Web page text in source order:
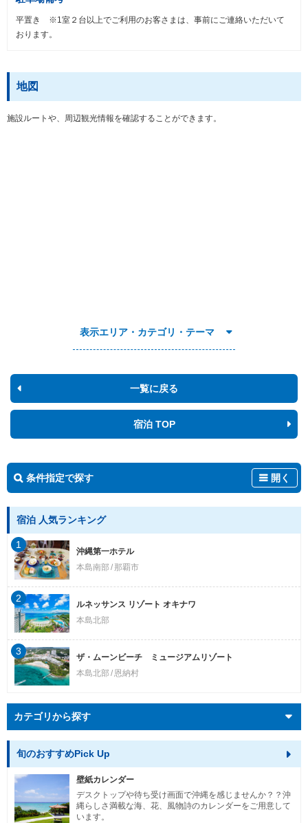
平置き ※1室２台以上でご利用のお客さまは、事前にご連絡いただいて
おります。
地図
施設ルートや、周辺観光情報を確認することができます。
表示エリア・カテゴリ・テーマ
一覧に戻る
宿泊 TOP
条件指定で探す 開く
宿泊 人気ランキング
沖縄第一ホテル
本島南部
那覇市
1
ルネッサンス リゾート オキナワ
本島北部
2
ザ・ムーンビーチ ミュージアムリゾート
本島北部 恩納村
3
カテゴリから探す
旬のおすすめPick Up
壁紙カレンダー
デスクトップや待ち受け画面で沖縄を感じませんか？？沖
縄らしさ満載な海、花、風物詩のカレンダーをご用意して
います。